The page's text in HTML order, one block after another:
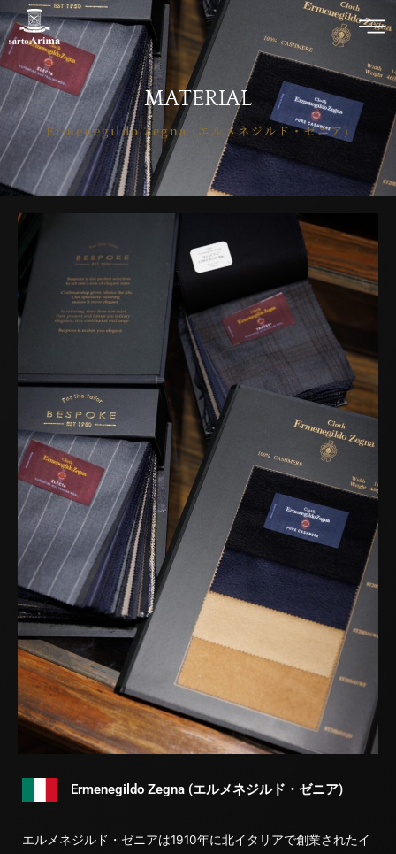
MATERIAL
Ermenegildo Zegna (エルメネジルド・ゼニア)
Ermenegildo Zegna (エルメネジルド・ゼニア)
エルメネジルド・ゼニアは1910年に北イタリアで創業されたイ